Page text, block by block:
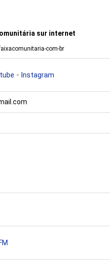
sur internet
com-br
Instagram